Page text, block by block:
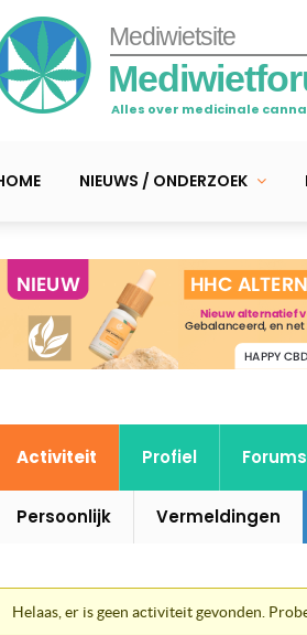
Mediwietsite
Alles over medicinale
NIEUWS / ONDERZOEK
Activiteit Profiel Forums
Persoonlijk Vermeldingen
Helaas, er is geen activiteit gevonden.